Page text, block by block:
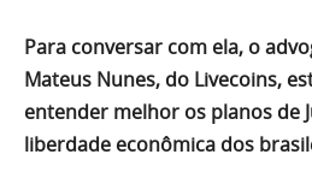
Para conversar com ela, o
Mateus Nunes, do Livecoins,
entender melhor os planos de
liberdade econômica dos